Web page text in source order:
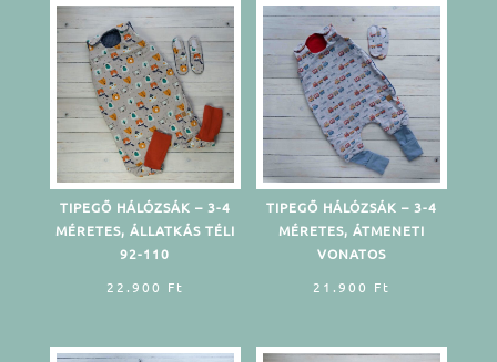
TIPEGŐ HÁLÓZSÁK – 3-4
MÉRETES, ÁLLATKÁS TÉLI
92-110
22.900 Ft
TIPEGŐ HÁLÓZSÁK – 3-4
MÉRETES, ÁTMENETI
VONATOS
21.900 Ft